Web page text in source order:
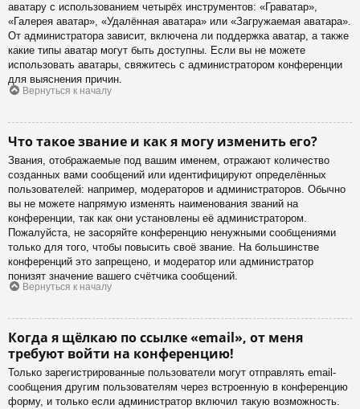
аватару с использованием четырёх инструментов: «Граватар»,
«Галерея аватар», «Удалённая аватара» или «Загружаемая аватара».
От администратора зависит, включена ли поддержка аватар, а также
какие типы аватар могут быть доступны. Если вы не можете
использовать аватары, свяжитесь с администратором конференции
для выяснения причин.
Вернуться к началу
Что такое звание и как я могу изменить его?
Звания, отображаемые под вашим именем, отражают количество
созданных вами сообщений или идентифицируют определённых
пользователей: например, модераторов и администраторов. Обычно
вы не можете напрямую изменять наименования званий на
конференции, так как они установлены её администратором.
Пожалуйста, не засоряйте конференцию ненужными сообщениями
только для того, чтобы повысить своё звание. На большинстве
конференций это запрещено, и модератор или администратор
понизят значение вашего счётчика сообщений.
Вернуться к началу
Когда я щёлкаю по ссылке «email», от меня
требуют войти на конференцию!
Только зарегистрированные пользователи могут отправлять email-
сообщения другим пользователям через встроенную в конференцию
форму, и только если администратор включил такую возможность.